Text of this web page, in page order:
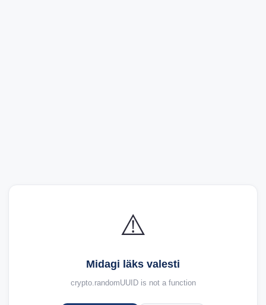
⚠️
Midagi läks valesti
crypto.randomUUID is not a function